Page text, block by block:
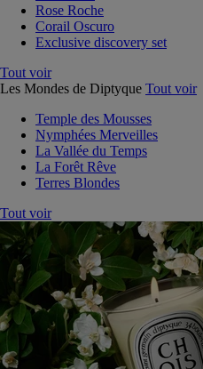
Rose Roche
Corail Oscuro
Exclusive discovery set
Tout voir
Les Mondes de Diptyque Tout voir
Temple des Mousses
Nymphées Merveilles
La Vallée du Temps
La Forêt Rêve
Terres Blondes
Tout voir